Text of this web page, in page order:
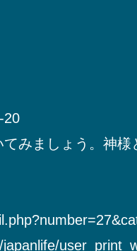
20
てみましょう。神